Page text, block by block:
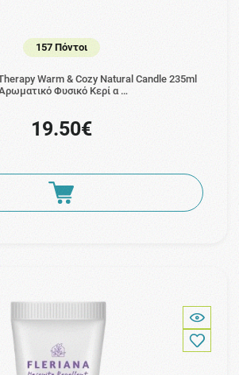
157 Πόντοι
Warm & Cozy Natural Candle 235ml
Φυσικό Κερί α …
19.50€